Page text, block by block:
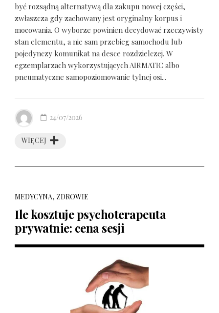
być rozsądną alternatywą dla zakupu nowej części,
zwłaszcza gdy zachowany jest oryginalny korpus i
mocowania. O wyborze powinien decydować rzeczywisty
stan elementu, a nie sam przebieg samochodu lub
pojedynczy komunikat na desce rozdzielczej. W
egzemplarzach wykorzystujących AIRMATIC albo
pneumatyczne samopoziomowanie tylnej osi...
WIĘCEJ
24/07/2026
MEDYCYNA, ZDROWIE
Ile kosztuje psychoterapeuta
prywatnie: cena sesji